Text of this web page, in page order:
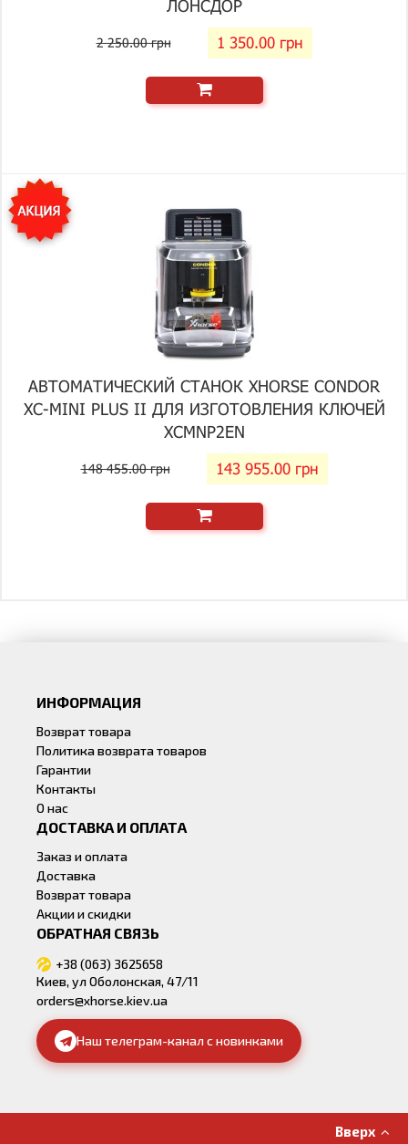
ЛОНСДОР
2 250.00 грн 1 350.00 грн
АВТОМАТИЧЕСКИЙ СТАНОК XHORSE CONDOR
XC-MINI PLUS II ДЛЯ ИЗГОТОВЛЕНИЯ КЛЮЧЕЙ
XCMNP2EN
148 455.00 грн 143 955.00 грн
ИНФОРМАЦИЯ
Возврат товара
Политика возврата товаров
Гарантии
Контакты
О нас
ДОСТАВКА И ОПЛАТА
Заказ и оплата
Доставка
Возврат товара
Акции и скидки
ОБРАТНАЯ СВЯЗЬ
+38 (063) 3625658
Киев, ул Оболонская, 47/11
orders@xhorse.kiev.ua
Наш телеграм-канал с новинками
Вверх